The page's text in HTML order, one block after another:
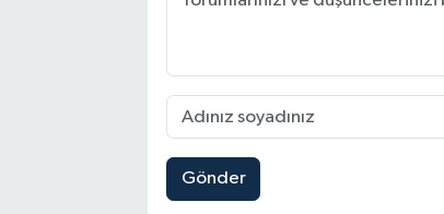
Gönder